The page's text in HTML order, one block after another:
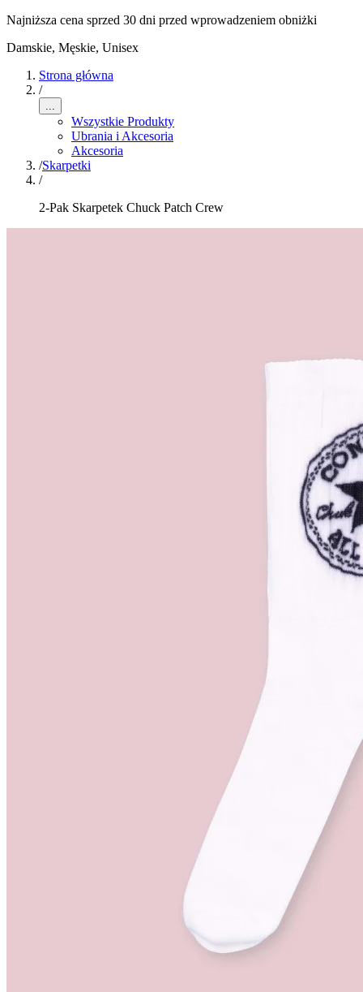
Najniższa cena sprzed 30 dni przed wprowadzeniem obniżki
Damskie, Męskie, Unisex
Strona główna
/
...
Wszystkie Produkty
Ubrania i Akcesoria
Akcesoria
/Skarpetki
/
2-Pak Skarpetek Chuck Patch Crew